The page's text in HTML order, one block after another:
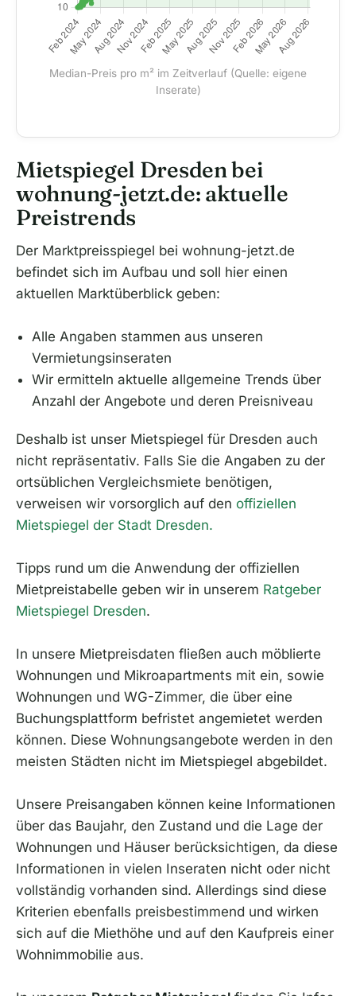
Median-Preis pro m² im Zeitverlauf (Quelle: eigene
Inserate)
Mietspiegel Dresden bei
wohnung-jetzt.de: aktuelle
Preistrends
Der Marktpreisspiegel bei wohnung-jetzt.de
befindet sich im Aufbau und soll hier einen
aktuellen Marktüberblick geben:
Alle Angaben stammen aus unseren
Vermietungsinseraten
Wir ermitteln aktuelle allgemeine Trends über
Anzahl der Angebote und deren Preisniveau
Deshalb ist unser Mietspiegel für Dresden auch
nicht repräsentativ. Falls Sie die Angaben zu der
ortsüblichen Vergleichsmiete benötigen,
verweisen wir vorsorglich auf den offiziellen
Mietspiegel der Stadt Dresden.
Tipps rund um die Anwendung der offiziellen
Mietpreistabelle geben wir in unserem Ratgeber
Mietspiegel Dresden.
In unsere Mietpreisdaten fließen auch möblierte
Wohnungen und Mikroapartments mit ein, sowie
Wohnungen und WG-Zimmer, die über eine
Buchungsplattform befristet angemietet werden
können. Diese Wohnungsangebote werden in den
meisten Städten nicht im Mietspiegel abgebildet.
Unsere Preisangaben können keine Informationen
über das Baujahr, den Zustand und die Lage der
Wohnungen und Häuser berücksichtigen, da diese
Informationen in vielen Inseraten nicht oder nicht
vollständig vorhanden sind. Allerdings sind diese
Kriterien ebenfalls preisbestimmend und wirken
sich auf die Miethöhe und auf den Kaufpreis einer
Wohnimmobilie aus.